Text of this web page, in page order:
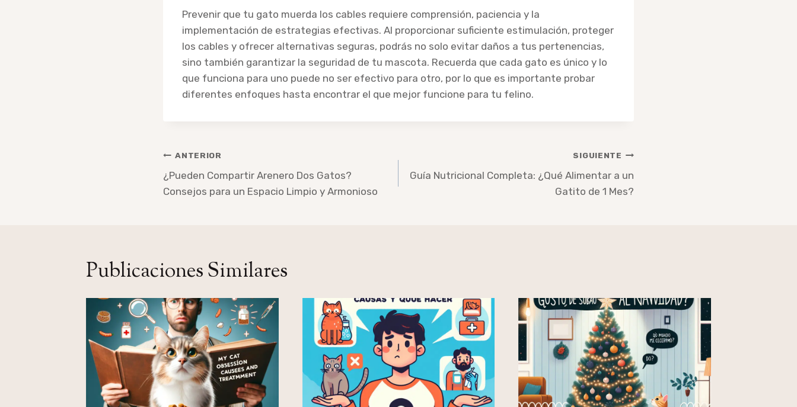
Prevenir que tu gato muerda los cables requiere comprensión, paciencia y la
implementación de estrategias efectivas. Al proporcionar suficiente estimulación, proteger
los cables y ofrecer alternativas seguras, podrás no solo evitar daños a tus pertenencias,
sino también garantizar la seguridad de tu mascota. Recuerda que cada gato es único y lo
que funciona para uno puede no ser efectivo para otro, por lo que es importante probar
diferentes enfoques hasta encontrar el que mejor funcione para tu felino.
Navegación
de
entradas
ANTERIOR
¿Pueden Compartir Arenero Dos Gatos?
Consejos para un Espacio Limpio y Armonioso
SIGUIENTE
Guía Nutricional Completa: ¿Qué Alimentar a un
Gatito de 1 Mes?
Publicaciones Similares